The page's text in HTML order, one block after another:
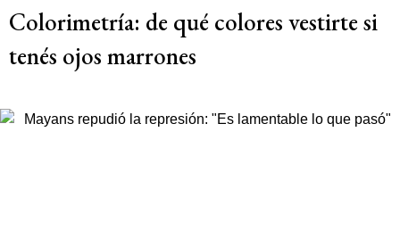
Colorimetría: de qué colores vestirte si
tenés ojos marrones